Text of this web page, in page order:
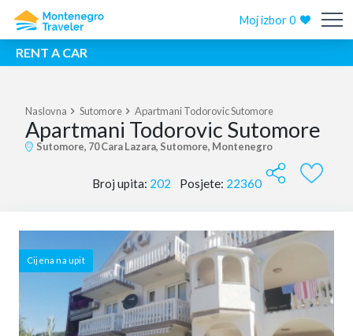
Moj izbor0
RENT A CAR
Naslovna Sutomore Apartmani Todorovic Sutomore
Apartmani Todorovic Sutomore
Sutomore, 70 Cara Lazara, Sutomore, Montenegro
Broj upita: 202 Posjete: 22360
Cijena na upit